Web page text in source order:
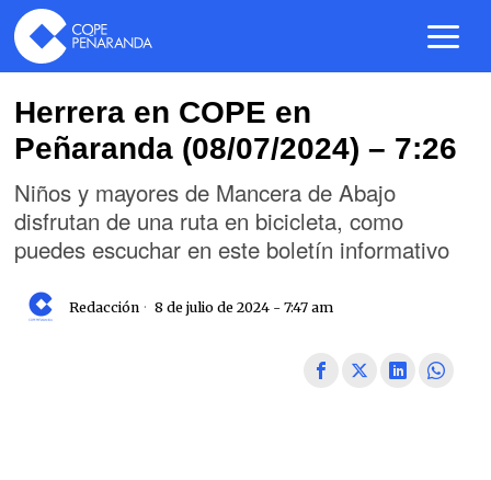
Herrera en COPE en
Peñaranda (08/07/2024) – 7:26
Niños y mayores de Mancera de Abajo
disfrutan de una ruta en bicicleta, como
puedes escuchar en este boletín informativo
Redacción 8 de julio de 2024 - 7:47 am